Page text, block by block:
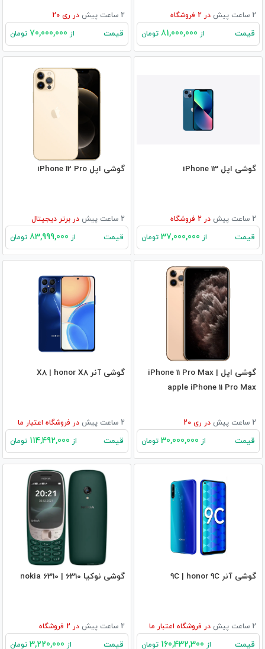
2 ساعت پیش در فروشگاه
قیمت از تومان
2 ساعت پیش در ری 20
قیمت از تومان
گوشی اپل iPhone 13
2 ساعت پیش در فروشگاه
قیمت از تومان
گوشی اپل iPhone 12 Pro
2 ساعت پیش در برتر دیجیتال
قیمت از تومان
گوشی اپل iPhone 11 Pro Max |
apple iPhone 11 Pro Max
2 ساعت پیش در ری 20
قیمت از تومان
گوشی آنر X8 | honor X8
2 ساعت پیش در فروشگاه اعتبار ما
قیمت از تومان
گوشی آنر 9C | honor 9C
2 ساعت پیش در فروشگاه اعتبار ما
قیمت از تومان
گوشی نوکیا 6310 | nokia 6310
2 ساعت پیش در فروشگاه
قیمت از تومان